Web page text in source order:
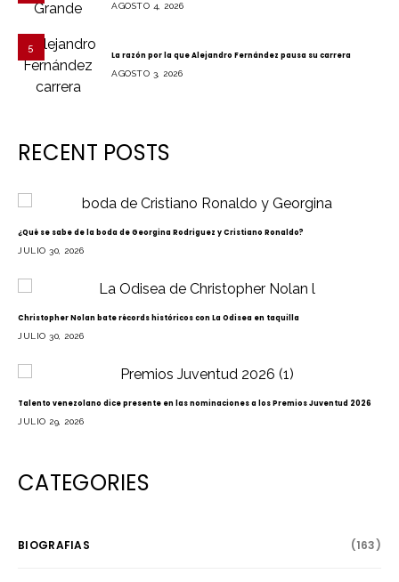
AGOSTO 4, 2026
5
La razón por la que Alejandro Fernández pausa su carrera
AGOSTO 3, 2026
RECENT POSTS
¿Qué se sabe de la boda de Georgina Rodriguez y Cristiano Ronaldo?
JULIO 30, 2026
Christopher Nolan bate récords históricos con La Odisea en taquilla
JULIO 30, 2026
Talento venezolano dice presente en las nominaciones a los Premios Juventud 2026
JULIO 29, 2026
CATEGORIES
BIOGRAFIAS (163)